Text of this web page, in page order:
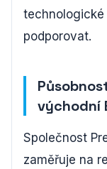
podporovat.
východní
Společnost
zaměřuje na